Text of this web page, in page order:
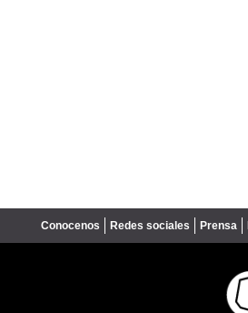
Conocenos Redes sociales Prensa